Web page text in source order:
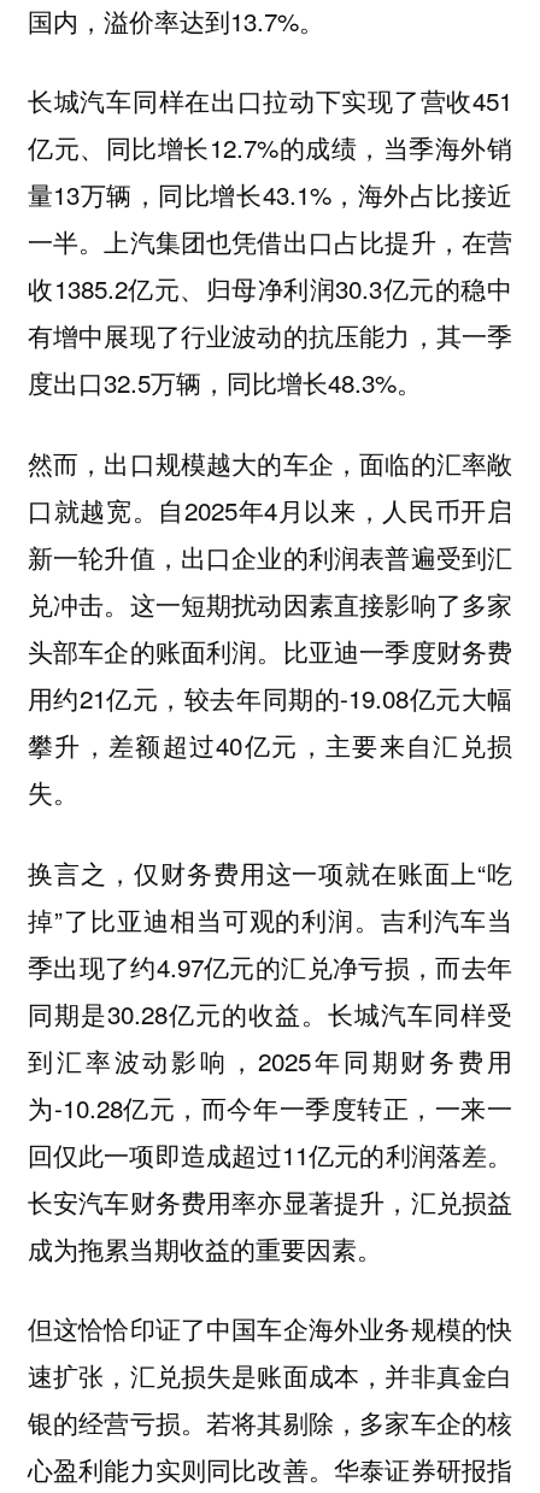
国内，溢价率达到13.7%。
长城汽车同样在出口拉动下实现了营收451
亿元、同比增长12.7%的成绩，当季海外销
量13万辆，同比增长43.1%，海外占比接近
一半。上汽集团也凭借出口占比提升，在营
收1385.2亿元、归母净利润30.3亿元的稳中
有增中展现了行业波动的抗压能力，其一季
度出口32.5万辆，同比增长48.3%。
然而，出口规模越大的车企，面临的汇率敞
口就越宽。自2025年4月以来，人民币开启
新一轮升值，出口企业的利润表普遍受到汇
兑冲击。这一短期扰动因素直接影响了多家
头部车企的账面利润。比亚迪一季度财务费
用约21亿元，较去年同期的-19.08亿元大幅
攀升，差额超过40亿元，主要来自汇兑损
失。
换言之，仅财务费用这一项就在账面上“吃
掉”了比亚迪相当可观的利润。吉利汽车当
季出现了约4.97亿元的汇兑净亏损，而去年
同期是30.28亿元的收益。长城汽车同样受
到汇率波动影响，2025年同期财务费用
为-10.28亿元，而今年一季度转正，一来一
回仅此一项即造成超过11亿元的利润落差。
长安汽车财务费用率亦显著提升，汇兑损益
成为拖累当期收益的重要因素。
但这恰恰印证了中国车企海外业务规模的快
速扩张，汇兑损失是账面成本，并非真金白
银的经营亏损。若将其剔除，多家车企的核
心盈利能力实则同比改善。华泰证券研报指